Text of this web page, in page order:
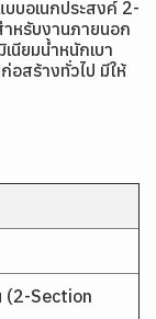
บอเนกประสงค์ 2-
หรับงานภายนอก
นียมน้ำหนักเบา
อสร้างทั่วไป มีให้
(2-Section